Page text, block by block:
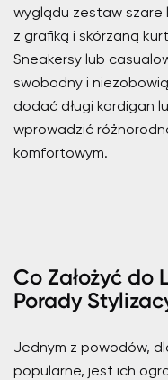
wyglądu zestaw szare
z grafiką i skórzaną
Sneakersy lub
swobodny i
dodać długi kardigan
wprowadzić
komfortowym.
Co Założyć do
Porady
Jednym z powodów,
popularne, jest ich